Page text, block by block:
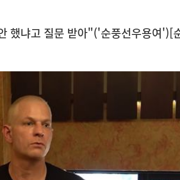
했냐고 질문 받아"('순풍선우용여')[